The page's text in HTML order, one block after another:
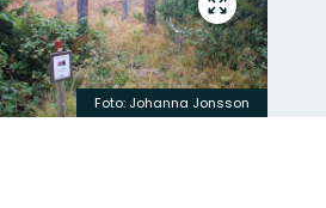
Gå
till
helskärmsläge
Foto: Johanna Jonsson